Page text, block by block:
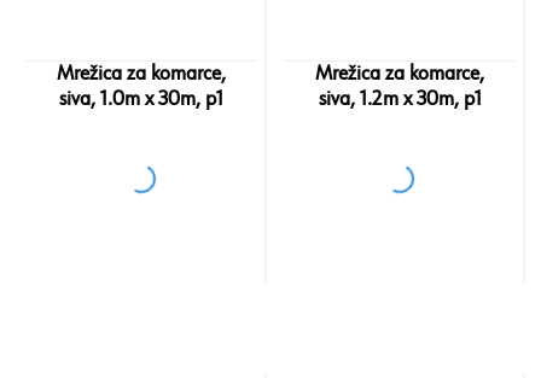
Mrežica za komarce,
siva, 1.0m x 30m, p1
Mrežica za komarce,
siva, 1.2m x 30m, p1